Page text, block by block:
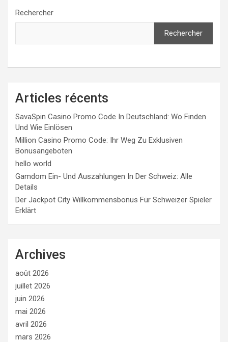
Rechercher
Rechercher
Articles récents
SavaSpin Casino Promo Code In Deutschland: Wo Finden
Und Wie Einlösen
Million Casino Promo Code: Ihr Weg Zu Exklusiven
Bonusangeboten
hello world
Gamdom Ein- Und Auszahlungen In Der Schweiz: Alle
Details
Der Jackpot City Willkommensbonus Für Schweizer Spieler
Erklärt
Archives
août 2026
juillet 2026
juin 2026
mai 2026
avril 2026
mars 2026